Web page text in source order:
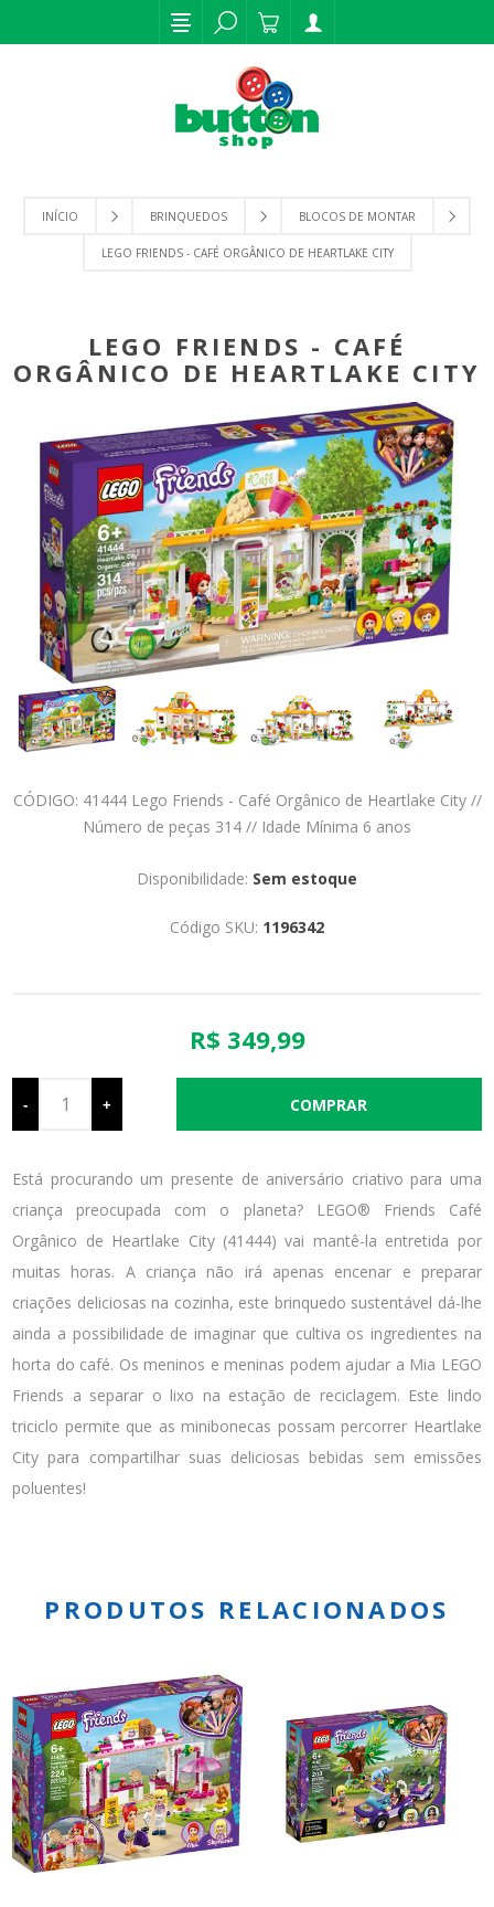
INÍCIO BRINQUEDOS BLOCOS DE MONTAR
LEGO FRIENDS - CAFÉ ORGÂNICO DE HEARTLAKE CITY
LEGO FRIENDS - CAFÉ
ORGÂNICO DE HEARTLAKE CITY
CÓDIGO: 41444 Lego Friends - Café Orgânico de Heartlake City //
Número de peças 314 // Idade Mínima 6 anos
Disponibilidade: Sem estoque
Código SKU: 1196342
R$ 349,99
- +
Está procurando um presente de aniversário criativo para uma
criança preocupada com o planeta? LEGO® Friends Café
Orgânico de Heartlake City (41444) vai mantê-la entretida por
muitas horas. A criança não irá apenas encenar e preparar
criações deliciosas na cozinha, este brinquedo sustentável dá-lhe
ainda a possibilidade de imaginar que cultiva os ingredientes na
horta do café. Os meninos e meninas podem ajudar a Mia LEGO
Friends a separar o lixo na estação de reciclagem. Este lindo
triciclo permite que as minibonecas possam percorrer Heartlake
City para compartilhar suas deliciosas bebidas sem emissões
poluentes!
PRODUTOS RELACIONADOS